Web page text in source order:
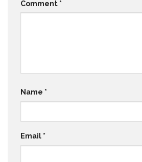
Comment *
Name *
Email *